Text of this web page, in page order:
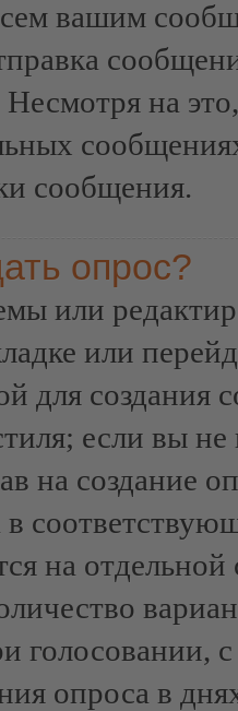
вашим
Несмотря на
сообщения.
опрос?
или
или
для создания
если вы
на создание
в
на
опроса в